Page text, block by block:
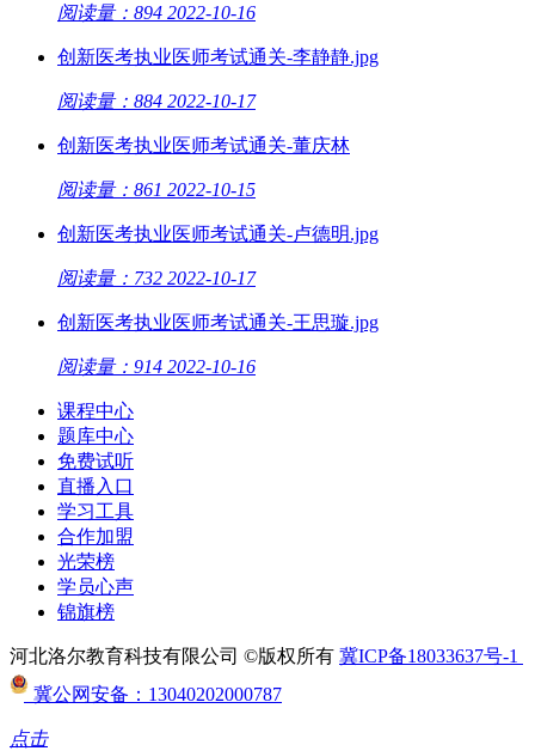
阅读量：894 2022-10-16
创新医考执业医师考试通关-李静静.jpg
阅读量：884 2022-10-17
创新医考执业医师考试通关-董庆林
阅读量：861 2022-10-15
创新医考执业医师考试通关-卢德明.jpg
阅读量：732 2022-10-17
创新医考执业医师考试通关-王思璇.jpg
阅读量：914 2022-10-16
课程中心
题库中心
免费试听
直播入口
学习工具
合作加盟
光荣榜
学员心声
锦旗榜
河北洛尔教育科技有限公司 ©版权所有 冀ICP备18033637号-1
冀公网安备：13040202000787
点击